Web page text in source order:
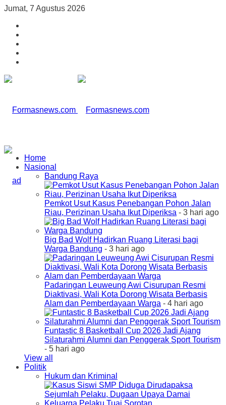
Jumat, 7 Agustus 2026
Home
Nasional
Bandung Raya
Pemkot Usut Kasus Penebangan Pohon Jalan
Riau, Perizinan Usaha Ikut Diperiksa - 3 hari ago
Big Bad Wolf Hadirkan Ruang Literasi bagi
Warga Bandung - 3 hari ago
Padaringan Leuweung Awi Cisurupan Resmi
Diaktivasi, Wali Kota Dorong Wisata Berbasis
Alam dan Pemberdayaan Warga - 4 hari ago
Funtastic 8 Basketball Cup 2026 Jadi Ajang
Silaturahmi Alumni dan Penggerak Sport Tourism
- 5 hari ago
View all
Politik
Hukum dan Kriminal